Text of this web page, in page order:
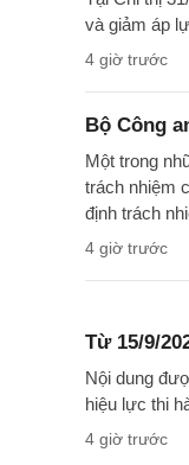
và giảm áp
4 giờ trước
Bộ Công
Một trong
trách nhiệm
định trách
4 giờ trước
Từ 15/9/
Nội dung
hiệu lực thi
4 giờ trước